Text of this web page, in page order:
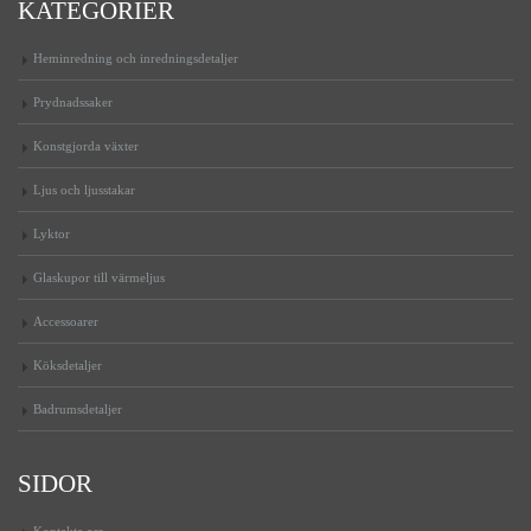
KATEGORIER
Heminredning och inredningsdetaljer
Prydnadssaker
Konstgjorda växter
Ljus och ljusstakar
Lyktor
Glaskupor till värmeljus
Accessoarer
Köksdetaljer
Badrumsdetaljer
SIDOR